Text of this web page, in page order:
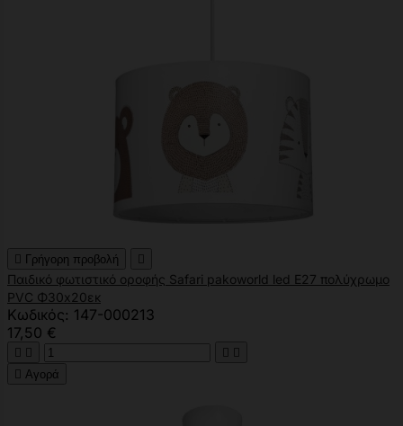
 Γρήγορη προβολή 
Παιδικό φωτιστικό οροφής Safari pakoworld led E27 πολύχρωμο
PVC Φ30x20εκ
Κωδικός: 147-000213
17,50 €
   
 Αγορά